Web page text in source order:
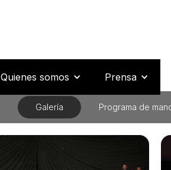
Quienes somos Prensa
Galería Programa de